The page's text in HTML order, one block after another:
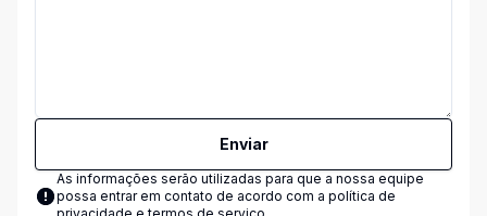
Enviar
As informações serão utilizadas para que a nossa equipe
possa entrar em contato de acordo com a política de